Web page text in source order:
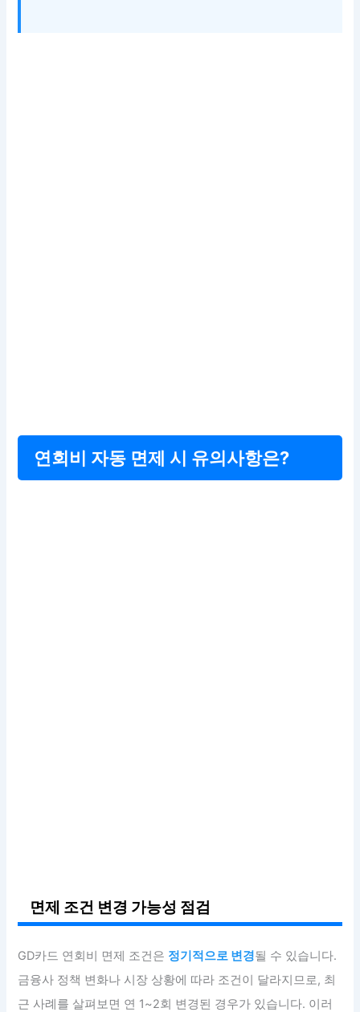
연회비 자동 면제 시 유의사항은?
면제 조건 변경 가능성 점검
GD카드 연회비 면제 조건은 정기적으로 변경될 수 있습니다.
금융사 정책 변화나 시장 상황에 따라 조건이 달라지므로, 최
근 사례를 살펴보면 연 1~2회 변경된 경우가 있습니다. 이러